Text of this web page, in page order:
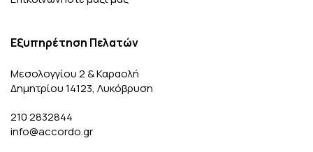
Εξυπηρέτηση Πελατών
Μεσολογγίου 2 & Καραολή
Δημητρίου 14123, Λυκόβρυση
210 2832844
info@accordo.gr